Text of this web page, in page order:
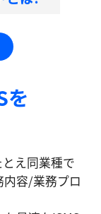
を
え同業種で
内容/業務プロ